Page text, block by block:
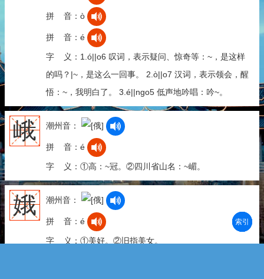
拼 音：ò
拼 音：é
字 义：1.ó||o6 叹词，表示疑问、惊奇等：~，是这样
的吗？|~，是这么一回事。 2.ò||o7 汉词，表示领会，醒
悟：~，我明白了。 3.é||ngo5 低声地吟唱：吟~。
峨 潮州音：
拼 音：é
字 义：①高：~冠。②四川省山名：~嵋。
娥 潮州音：
拼 音：é
字 义：①美好。②旧指美女。
部首
笔划
拼音
潮拼